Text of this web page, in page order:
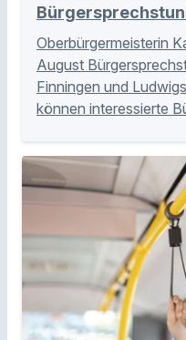
Oberbürgermeisterin
August
Finningen und
können interessierte